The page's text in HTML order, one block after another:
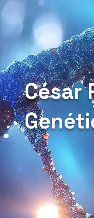
César